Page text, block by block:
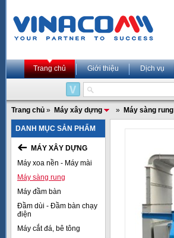
Trang chủ Giới thiệu Dịch vụ
Trang chủ » Máy xây dựng » Máy sàng rung
DANH MỤC SẢN PHẨM
MÁY XÂY DỰNG
Máy xoa nền - Máy mài
Máy sàng rung
Máy đầm bàn
Đầm dùi - Đầm bàn chạy
điện
Máy cắt đá, bê tông